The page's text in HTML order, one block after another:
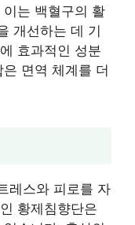
는 백혈구의 활
개선하는 데 기
효과적인 성분
면역 체계를 더
레스와 피로를 자
황제침향단은